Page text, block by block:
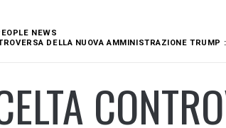
NEWS
DELLA NUOVA AMMINISTRAZIONE